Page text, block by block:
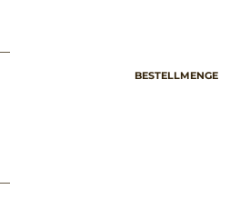
BESTELLMENGE